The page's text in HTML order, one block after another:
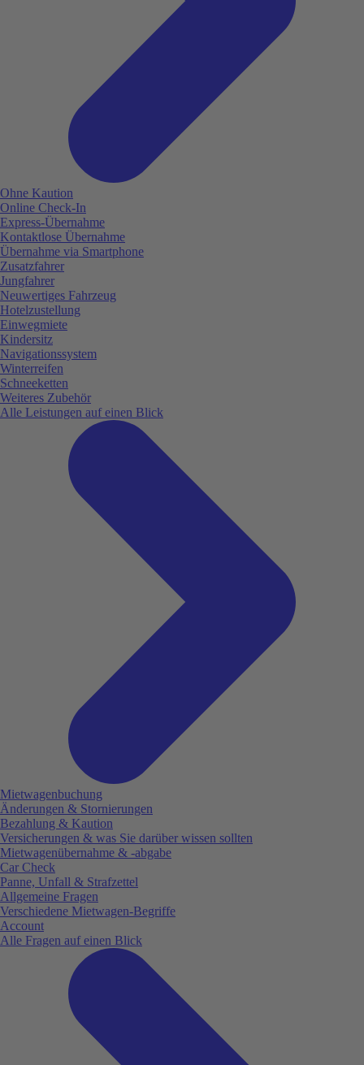
Ohne Kaution
Online Check-In
Express-Übernahme
Kontaktlose Übernahme
Übernahme via Smartphone
Zusatzfahrer
Jungfahrer
Neuwertiges Fahrzeug
Hotelzustellung
Einwegmiete
Kindersitz
Navigationssystem
Winterreifen
Schneeketten
Weiteres Zubehör
Alle Leistungen auf einen Blick
Mietwagenbuchung
Änderungen & Stornierungen
Bezahlung & Kaution
Versicherungen & was Sie darüber wissen sollten
Mietwagenübernahme & -abgabe
Car Check
Panne, Unfall & Strafzettel
Allgemeine Fragen
Verschiedene Mietwagen-Begriffe
Account
Alle Fragen auf einen Blick